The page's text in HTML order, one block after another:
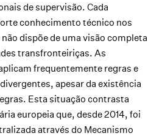
de supervisão. Cada
conhecimento técnico nos
dispõe de uma visão completa
transfronteiriças. As
frequentemente regras e
apesar da existência
Esta situação contrasta
europeia que, desde 2014, foi
através do Mecanismo